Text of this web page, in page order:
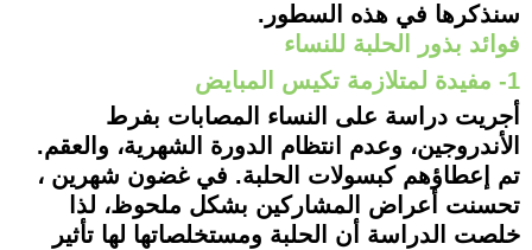
سنذكرها في هذه السطور.
فوائد بذور الحلبة للنساء
1- مفيدة لمتلازمة تكيس المبايض
أجريت دراسة على النساء المصابات بفرط
الأندروجين، وعدم انتظام الدورة الشهرية، والعقم.
تم إعطاؤهم كبسولات الحلبة. في غضون شهرين ،
تحسنت أعراض المشاركين بشكل ملحوظ، لذا
خلصت الدراسة أن الحلبة ومستخلصاتها لها تأثير